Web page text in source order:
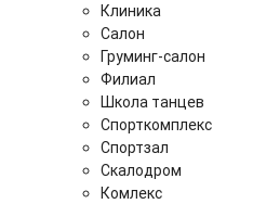
Клиника
Салон
Груминг-салон
Филиал
Школа танцев
Спорткомплекс
Спортзал
Скалодром
Комлекс